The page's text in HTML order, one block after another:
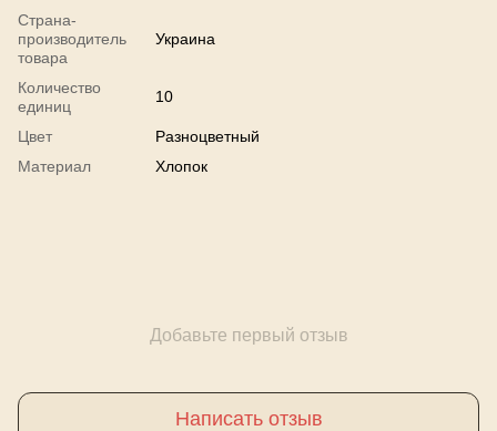
Страна-
производитель
товара
Украина
Количество
единиц
10
Цвет
Разноцветный
Материал
Хлопок
Добавьте первый отзыв
Написать отзыв